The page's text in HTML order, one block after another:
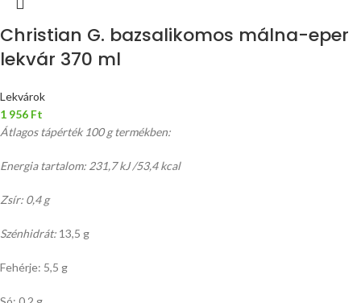
Christian G. bazsalikomos málna-eper
lekvár 370 ml
Lekvárok
1 956 Ft
Átlagos tápérték 100 g termékben:
Energia tartalom: 231,7 kJ /53,4 kcal
Zsír: 0,4 g
Szénhidrát: 13,5 g
Fehérje: 5,5 g